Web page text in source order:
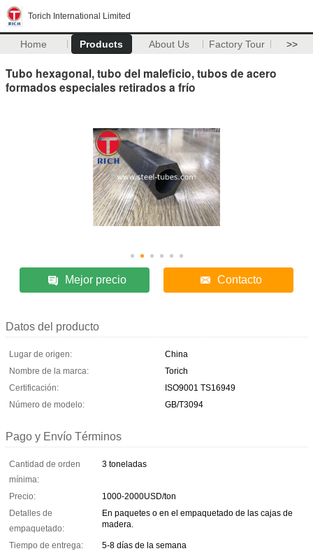
Torich International Limited
Home Products About Us Factory Tour >>
Tubo hexagonal, tubo del maleficio, tubos de acero
formados especiales retirados a frío
Mejor precio Contacto
Datos del producto
Lugar de origen:
China
Nombre de la marca:
Torich
Certificación:
ISO9001 TS16949
Número de modelo:
GB/T3094
Pago y Envío Términos
Cantidad de orden
mínima:
3 toneladas
Precio:
1000-2000USD/ton
Detalles de
empaquetado:
En paquetes o en el empaquetado de las cajas de
madera.
Tiempo de entrega:
5-8 días de la semana